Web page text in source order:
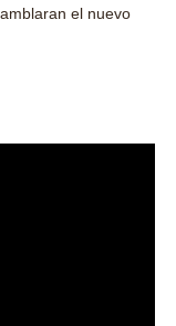
el nuevo